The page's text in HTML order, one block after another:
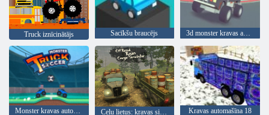
Truck iznīcinātājs Sacīkšu braucējs 3d monster kravas automašīnu debesis
Monster kravas automašīnu futbols Ceļu lietus: kravas simulators Kravas automašīna 18